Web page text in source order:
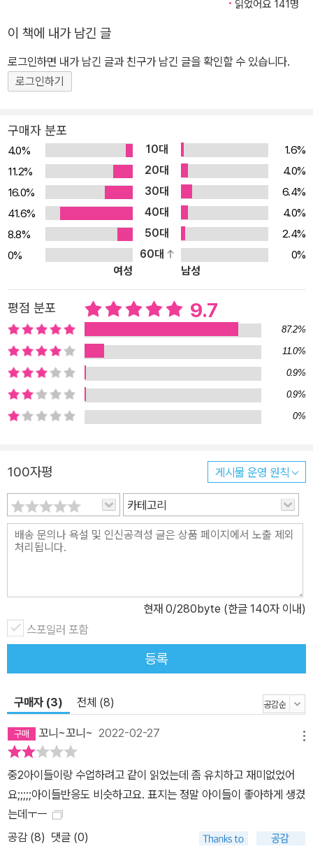
은 서희를 살리기 위해 소중한 구슬을 기꺼이 나눠 주었다. 그렇게 마
운명을 만들어 낸다. 인간과 호랑 사이에서 태어나 야호가 된 아이가
바로 가을이다. 완전한 인간도 완전한 야호도 아니라서 자신의 존재
가치를 부정했던 가을은 여러 삶에서 만난 소중한 인연을 통해 울고
는 전혀 다른 선택을 하며 눈부신 성장을 한다. 독자들도 자신의 벽을
깨고 날아오르는 가을의 성장을 통해 어쩌면 평생 마주해야 할 성장
의 의미를 다시 한 번 생각해 보게 될 것이다. “열다섯을 일 년 보내는
것도 끔찍한데 오백 년이라니요?” 청소년들의 마음을 대변하는 김혜
정표 성장담 이 책은 그동안 성장담을 쓰면 성장한다는 마음으로 『판
타스틱걸』, 『다이어트 학교』, 『학교 안에서』, 『디어 시스터』 등 여러
작품을 써 왔던 작가의 또 다른 성장담이기도 한다. 특별히 이번 작품
에서는 오백 년 동안 열다섯 살이라는 상징적인 인물을 통해 십 대가
학교를 간다는 차이 외에는 학생이라는 신분을 벗어난 적이 없다. 함
께 야호가 된 할머니와 엄마는 이름을 바꿔 새로운 삶을 살 때마다 새
로운 일을 하고 새로운 사람을 만나 사랑에 빠지기도 하지만 가을은
여전히 학교에 다닌다. 함께 학교에 다녔던 친구들이 어른이 되고 죽
음을 맞게 되더라도 가을은 변함없이 열다섯이다. 작가는 십 대 청소
년들을 만나는 자리에서 오백 년째 열다섯인 여자아이 이야기를 쓴다
리 사회에서 십 대 청소년이 할 수 있는 일은 그리 많지 않다. 평일 낮
에 교복을 입지 않고 거리를 돌아다니기라도 하면 주변의 따가운 눈
초리를 피할 수 없다. 마치 오백 년을 살아도 영원히 어른이 될 수 없
기에 끊임없이 존재 가치를 의심받는 가을처럼, 우리 사회는 너무 당
연하게 십 대가 가진 여러 가능성을 거세한 채 불완전한 존재라고 규
삶을 보여 준 바 있다. 이번 작품에서는 한 걸음 더 나아가 열다섯 살
여자아이가 오랜 시간 되풀이된 전쟁을 끝낼 완전한 자로 성장하는
과정을 통해 십 대에 대한 우리 사회의 편견과 통념을 깨뜨리고 십 대
가 가진 가능성을 거침없이 보여 준다. 이전 세대가 만든 세상은 결코
스트가 주는 읽는 즐거움을 담다 위즈덤하우스 청소년 문학 시리즈
'텍스트 T' 『오백 년째 열다섯』은 위즈덤하우스 청소년 문학 시리즈
'텍스트 T'의 시작을 알리는 작품이다. 뛰어난 영상 콘텐츠가 넘쳐나
는 시대이지만, 읽는 사람의 상상력을 자극하고 깊은 감동과 울림을
선사하는 문학 텍스트의 힘은 여전히 매력적이다. '십 대를 위한 문
학'(Text for teen readers)이라는 의미를 담은 '텍스트 T'는 앞으
예정이다. 이 책을 먼저 읽은 청소년들의 극찬 ◇ 신비로운 여우, 야
읽었어요 141명
이 책에 내가 남긴 글
로그인하면 내가 남긴 글과 친구가 남긴 글을 확인할 수 있습니다.
로그인하기
구매자 분포
4.0% 10대
1.6%
11.2%
20대
4.0%
16.0%
30대
6.4%
41.6%
40대
4.0%
8.8%
50대
2.4%
0%
60대
0%
여성
남성
평점 분포 9.7
87.2%
11.0%
0.9%
0.9%
0%
100자평 게시물 운영 원칙
카테고리
현재 0/280byte (한글 140자 이내)
스포일러 포함
등록
구매자 (3) 전체 (8)
꼬니~꼬니~ 2022-02-27
중2아이들이랑 수업하려고 같이 읽었는데 좀 유치하고 재미없었어
요;;;;;아이들반응도 비슷하고요. 표지는 정말 아이들이 좋아하게 생겼
는데ㅜㅡ
공감 (8) 댓글 (0)